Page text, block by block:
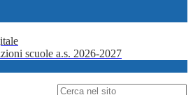
scuole a.s. 2026-2027